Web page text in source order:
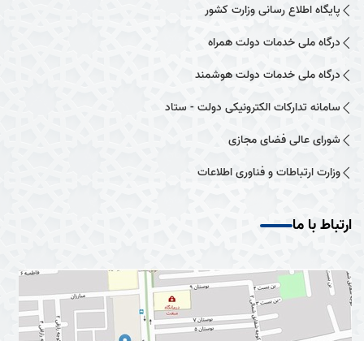
پایگاه اطلاع رسانی وزارت کشور
درگاه ملی خدمات دولت همراه
درگاه ملی خدمات دولت هوشمند
سامانه تدارکات الکترونیکی دولت - ستاد
شورای عالی فضای مجازی
وزارت ارتباطات و فناوری اطلاعات
ارتباط با ما